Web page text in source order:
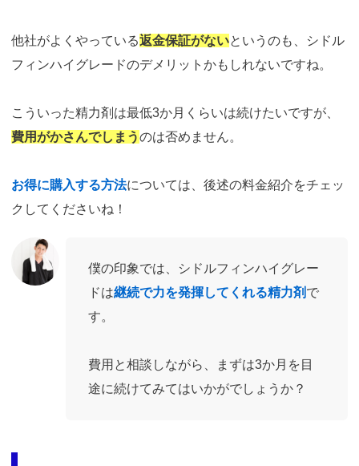
他社がよくやっている返金保証がないというのも、シドル
フィンハイグレードのデメリットかもしれないですね。
こういった精力剤は最低3か月くらいは続けたいですが、
費用がかさんでしまうのは否めません。
お得に購入する方法については、後述の料金紹介をチェッ
クしてくださいね！
僕の印象では、シドルフィンハイグレー
ドは継続で力を発揮してくれる精力剤 で
す。
費用と相談しながら、まずは3か月を目
途に続けてみてはいかがでしょうか？